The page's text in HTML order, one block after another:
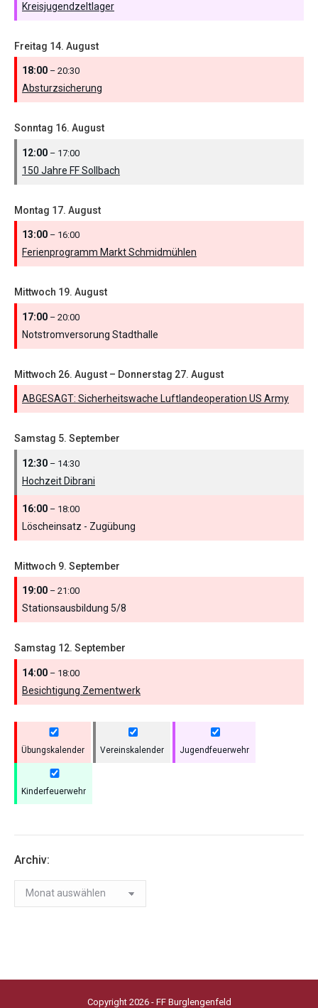
Kreisjugendzeltlager
Freitag 14. August
18:00 – 20:30
Absturzsicherung
Sonntag 16. August
12:00 – 17:00
150 Jahre FF Sollbach
Montag 17. August
13:00 – 16:00
Ferienprogramm Markt Schmidmühlen
Mittwoch 19. August
17:00 – 20:00
Notstromversorung Stadthalle
Mittwoch 26. August – Donnerstag 27. August
ABGESAGT: Sicherheitswache Luftlandeoperation US Army
Samstag 5. September
12:30 – 14:30
Hochzeit Dibrani
16:00 – 18:00
Löscheinsatz - Zugübung
Mittwoch 9. September
19:00 – 21:00
Stationsausbildung 5/8
Samstag 12. September
14:00 – 18:00
Besichtigung Zementwerk
Übungskalender Vereinskalender Jugendfeuerwehr
Kinderfeuerwehr
Archiv:
Archiv:
Copyright 2026 - FF Burglengenfeld